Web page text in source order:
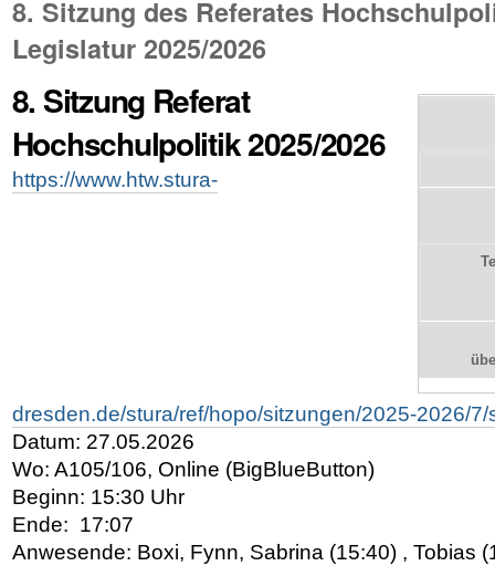
8. Sitzung des Referates
Legislatur 2025/2026
8. Sitzung Referat
Hochschulpolitik 2025/2026
https://www.htw.stura-
dresden.de/stura/ref/hopo/sitzungen/2025-2026/7/
Datum: 27.05.2026
Wo: A105/106, Online (BigBlueButton)
Beginn: 15:30 Uhr
Ende: 17:07
Anwesende: Boxi, Fynn, Sabrina (15:40) , Tobias